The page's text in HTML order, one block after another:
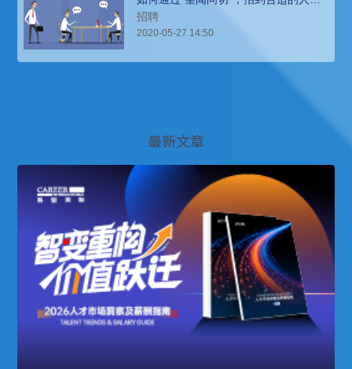
（上）
招聘
2020-05-27 14:50
最新文章